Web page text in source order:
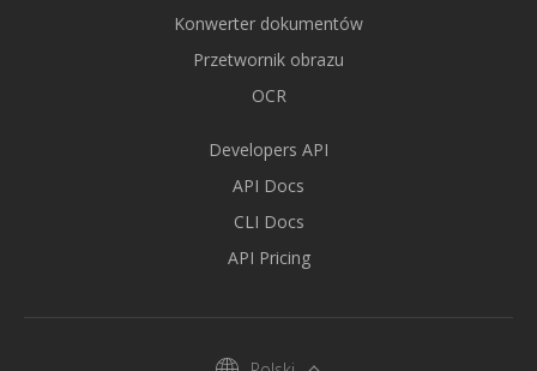
Konwerter dokumentów
Przetwornik obrazu
OCR
Developers API
API Docs
CLI Docs
API Pricing